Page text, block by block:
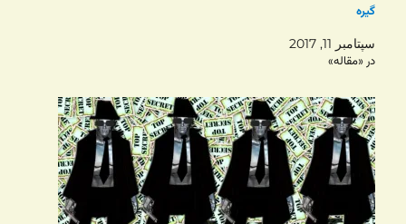
گیره
سپتامبر 11, 2017
در «مقاله»